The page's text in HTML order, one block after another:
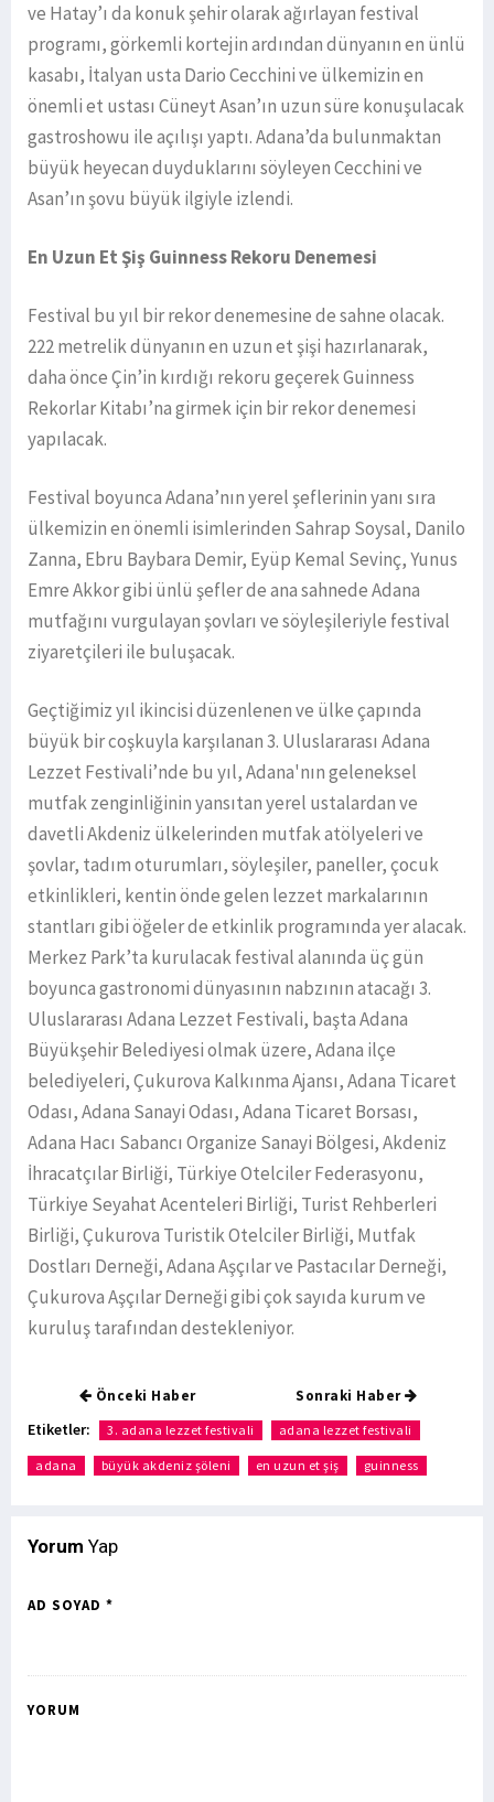
ve Hatay’ı da konuk şehir olarak ağırlayan festival
programı, görkemli kortejin ardından dünyanın en ünlü
kasabı, İtalyan usta Dario Cecchini ve ülkemizin en
önemli et ustası Cüneyt Asan’ın uzun süre konuşulacak
gastroshowu ile açılışı yaptı. Adana’da bulunmaktan
büyük heyecan duyduklarını söyleyen Cecchini ve
Asan’ın şovu büyük ilgiyle izlendi.
En Uzun Et Şiş Guinness Rekoru Denemesi
Festival bu yıl bir rekor denemesine de sahne olacak.
222 metrelik dünyanın en uzun et şişi hazırlanarak,
daha önce Çin’in kırdığı rekoru geçerek Guinness
Rekorlar Kitabı’na girmek için bir rekor denemesi
yapılacak.
Festival boyunca Adana’nın yerel şeflerinin yanı sıra
ülkemizin en önemli isimlerinden Sahrap Soysal, Danilo
Zanna, Ebru Baybara Demir, Eyüp Kemal Sevinç, Yunus
Emre Akkor gibi ünlü şefler de ana sahnede Adana
mutfağını vurgulayan şovları ve söyleşileriyle festival
ziyaretçileri ile buluşacak.
Geçtiğimiz yıl ikincisi düzenlenen ve ülke çapında
büyük bir coşkuyla karşılanan 3. Uluslararası Adana
Lezzet Festivali’nde bu yıl, Adana'nın geleneksel
mutfak zenginliğinin yansıtan yerel ustalardan ve
davetli Akdeniz ülkelerinden mutfak atölyeleri ve
şovlar, tadım oturumları, söyleşiler, paneller, çocuk
etkinlikleri, kentin önde gelen lezzet markalarının
stantları gibi öğeler de etkinlik programında yer alacak.
Merkez Park’ta kurulacak festival alanında üç gün
boyunca gastronomi dünyasının nabzının atacağı 3.
Uluslararası Adana Lezzet Festivali, başta Adana
Büyükşehir Belediyesi olmak üzere, Adana ilçe
belediyeleri, Çukurova Kalkınma Ajansı, Adana Ticaret
Odası, Adana Sanayi Odası, Adana Ticaret Borsası,
Adana Hacı Sabancı Organize Sanayi Bölgesi, Akdeniz
İhracatçılar Birliği, Türkiye Otelciler Federasyonu,
Türkiye Seyahat Acenteleri Birliği, Turist Rehberleri
Birliği, Çukurova Turistik Otelciler Birliği, Mutfak
Dostları Derneği, Adana Aşçılar ve Pastacılar Derneği,
Çukurova Aşçılar Derneği gibi çok sayıda kurum ve
kuruluş tarafından destekleniyor.
Önceki Haber Sonraki Haber
Etiketler: 3. adana lezzet festivali adana lezzet festivali
adana büyük akdeniz şöleni en uzun et şiş guinness
Yorum Yap
AD SOYAD *
YORUM